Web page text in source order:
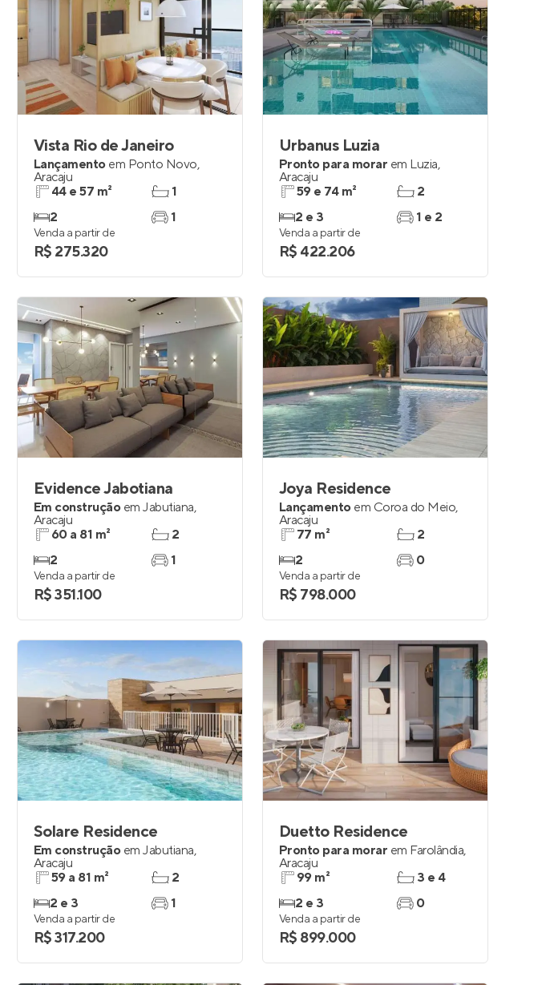
Vista Rio de Janeiro
Lançamento em Ponto Novo,
Aracaju
44 e 57 m²
2
1
1
Venda a partir de
R$ 275.320
Urbanus Luzia
Pronto para morar em Luzia,
Aracaju
59 e 74 m²
2 e 3
2
1 e 2
Venda a partir de
R$ 422.206
Evidence Jabotiana
Em construção em Jabutiana,
Aracaju
60 a 81 m²
2
2
1
Venda a partir de
R$ 351.100
Joya Residence
Lançamento em Coroa do Meio,
Aracaju
77 m²
2
2
0
Venda a partir de
R$ 798.000
Solare Residence
Em construção em Jabutiana,
Aracaju
59 a 81 m²
2 e 3
2
1
Venda a partir de
R$ 317.200
Duetto Residence
Pronto para morar em Farolândia,
Aracaju
99 m²
2 e 3
3 e 4
0
Venda a partir de
R$ 899.000